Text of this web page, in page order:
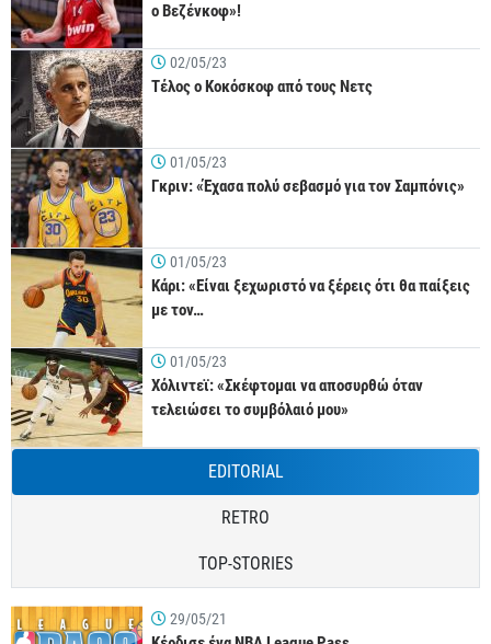
ο Βεζένκοφ»!
02/05/23
Τέλος ο Κοκόσκοφ από τους Νετς
01/05/23
Γκριν: «Έχασα πολύ σεβασμό για τον Σαμπόνις»
01/05/23
Κάρι: «Είναι ξεχωριστό να ξέρεις ότι θα παίξεις
με τον…
01/05/23
Χόλιντεϊ: «Σκέφτομαι να αποσυρθώ όταν
τελειώσει το συμβόλαιό μου»
EDITORIAL
RETRO
TOP-STORIES
29/05/21